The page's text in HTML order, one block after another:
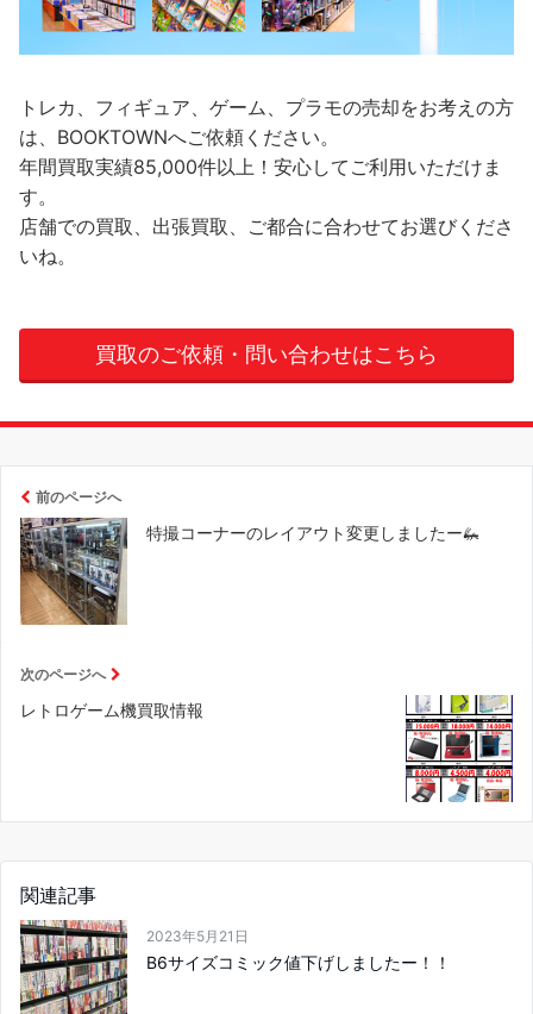
トレカ、フィギュア、ゲーム、プラモの売却をお考えの方
は、BOOKTOWNへご依頼ください。
年間買取実績85,000件以上！安心してご利用いただけま
す。
店舗での買取、出張買取、ご都合に合わせてお選びくださ
いね。
買取のご依頼・問い合わせはこちら
前のページへ
特撮コーナーのレイアウト変更しましたー🦗
次のページへ
レトロゲーム機買取情報
関連記事
2023年5月21日
B6サイズコミック値下げしましたー！！